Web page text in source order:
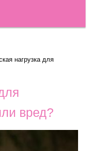
нагрузка для
вред?